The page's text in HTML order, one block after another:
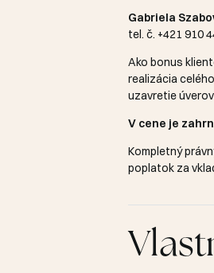
Gabriela
tel. č. +421 910
Ako bonus
realizácia
uzavretie
V cene je
Kompletný
poplatok za